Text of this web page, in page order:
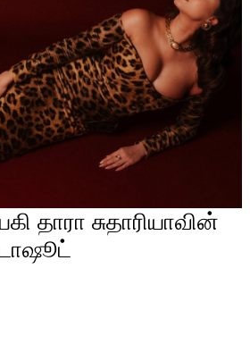
தாரா சுதாரியாவின்